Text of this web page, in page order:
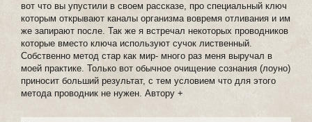
вот что вы упустили в своем рассказе, про специальный ключ
которым открывают каналы организма вовремя отливания и им
же запирают после. Так же я встречал некоторых проводников
которые вместо ключа используют сучок лиственный.
Собственно метод стар как мир- много раз меня выручал в
моей практике. Только вот обычное очищение сознания (лоуно)
приносит больший результат, с тем условием что для этого
метода проводник не нужен. Автору +